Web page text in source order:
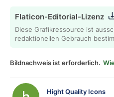
Flaticon-Editorial-Lizenz
Diese Grafikressource ist
redaktionellen Gebrauch
Bildnachweis ist erforderlich.
Hight Quality Icons